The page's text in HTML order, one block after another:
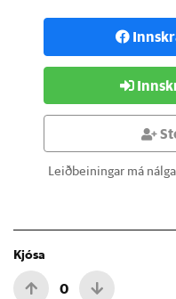
Leiðbeiningar má
Kjósa
0